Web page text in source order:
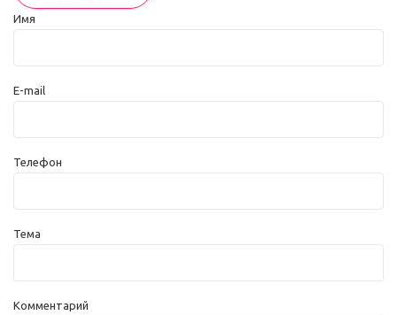
Имя
E-mail
Телефон
Тема
Комментарий